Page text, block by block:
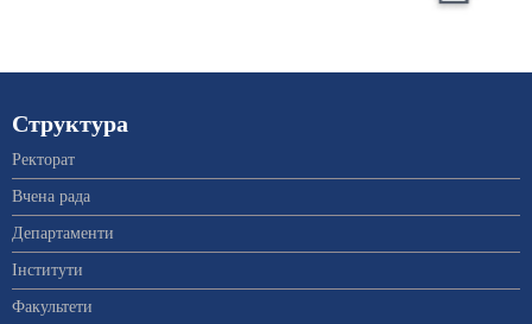
Структура
Ректорат
Вчена рада
Департаменти
Інститути
Факультети